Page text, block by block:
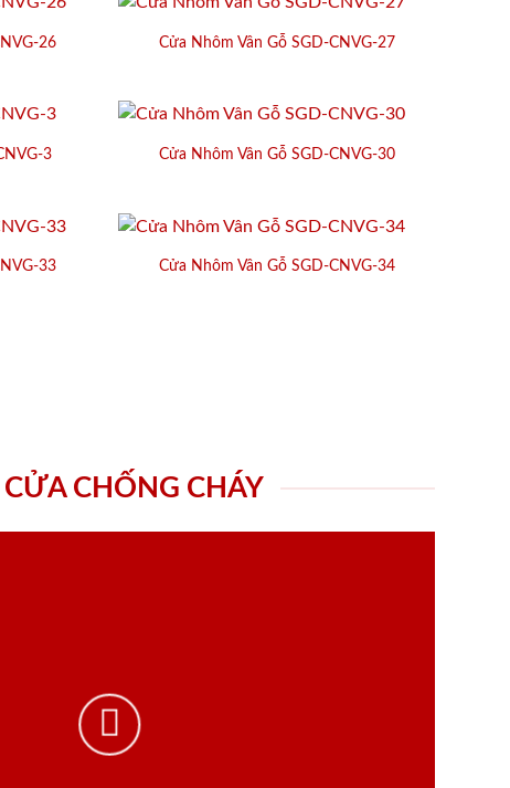
26 Cửa Nhôm Vân Gỗ SGD-CNVG-27
3 Cửa Nhôm Vân Gỗ SGD-CNVG-30
33 Cửa Nhôm Vân Gỗ SGD-CNVG-34
CHỐNG CHÁY